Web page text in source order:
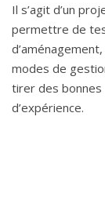
Il s’agit d’un
permettre de
modes de
tirer des
d’expérience.